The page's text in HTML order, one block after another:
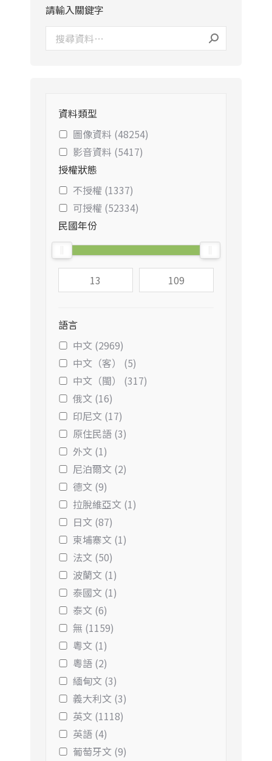
請輸入關鍵字
資料類型
圖像資料 (48254)
影音資料 (5417)
授權狀態
不授權 (1337)
可授權 (52334)
民國年份
語言
中文 (2969)
中文（客） (5)
中文（閩） (317)
俄文 (16)
印尼文 (17)
原住民語 (3)
外文 (1)
尼泊爾文 (2)
德文 (9)
拉脫維亞文 (1)
日文 (87)
柬埔寨文 (1)
法文 (50)
波蘭文 (1)
泰國文 (1)
泰文 (6)
無 (1159)
粵文 (1)
粵語 (2)
緬甸文 (3)
義大利文 (3)
英文 (1118)
英語 (4)
葡萄牙文 (9)